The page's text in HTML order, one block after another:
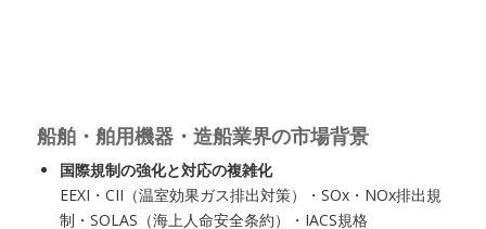
船舶・舶用機器・造船業界の市場背景
国際規制の強化と対応の複雑化
EEXI・CII（温室効果ガス排出対策）・SOx・NOx排出規
制・SOLAS（海上人命安全条約）・IACS規格